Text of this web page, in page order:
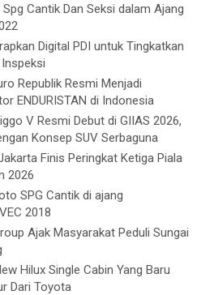
Cantik Dan Seksi dalam Ajang
Digital PDI untuk Tingkatkan
Republik Resmi Menjadi
ENDURISTAN di Indonesia
V Resmi Debut di GIIAS 2026,
Konsep SUV Serbaguna
Finis Peringkat Ketiga Piala
2026
SPG Cantik di ajang
2018
Ajak Masyarakat Peduli Sungai
Hilux Single Cabin Yang Baru
Dari Toyota